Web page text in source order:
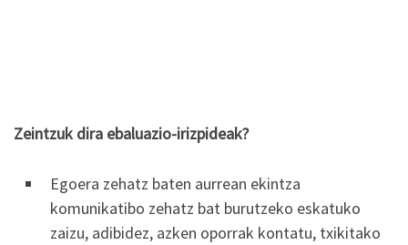
Zeintzuk dira ebaluazio-irizpideak?
Egoera zehatz baten aurrean ekintza
komunikatibo zehatz bat burutzeko eskatuko
zaizu, adibidez, azken oporrak kontatu, txikitako